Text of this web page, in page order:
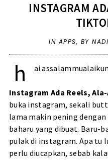
INSTAGRAM
IN APPS, BY
h ai
Instagram Ada Reels,
buka instagram, sekali
lama makin pening
baharu yang dibuat. Baru-
pulak di instagram. Apa tu
perlu diucapkan, sebab